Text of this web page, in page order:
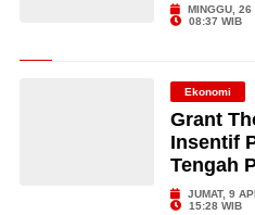
MINGGU, 26
08:37 WIB
Ekonomi
Grant
Insentif
Tengah
JUMAT, 9
15:28 WIB